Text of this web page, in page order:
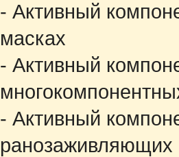
- Активный
масках
- Активный
- Активный
ранозаживляющих